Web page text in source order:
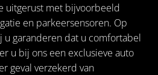
uitgerust met bijvoorbeeld
en parkeersensoren. Op
u garanderen dat u comfortabel
u bij ons een exclusieve auto
geval verzekerd van